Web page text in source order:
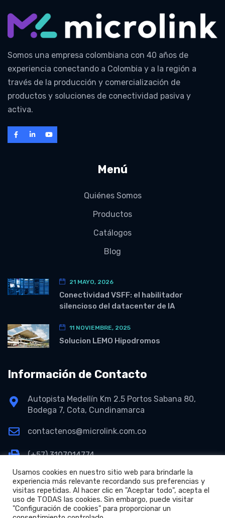
Somos una empresa colombiana con 40 años de
experiencia conectando a Colombia y a la región a
través de la producción y comercialización de
productos y soluciones de conectividad pasiva y
activa.
Menú
Quiénes Somos
Productos
Catálogos
Blog
21 MAYO, 2026
Conectividad VSFF: el habilitador
silencioso del datacenter de IA
11 NOVIEMBRE, 2025
Solucion LEMO Hipodromos
Información de Contacto
Autopista Medellín Km 2.5 Portos Sabana 80,
Bodega 7, Cota, Cundinamarca
contactenos@microlink.com.co
(+57) 3107014774
Usamos cookies en nuestro sitio web para brindarle la
experiencia más relevante recordando sus preferencias y
visitas repetidas. Al hacer clic en "Aceptar todo", acepta el
uso de TODAS las cookies. Sin embargo, puede visitar
"Configuración de cookies" para proporcionar un